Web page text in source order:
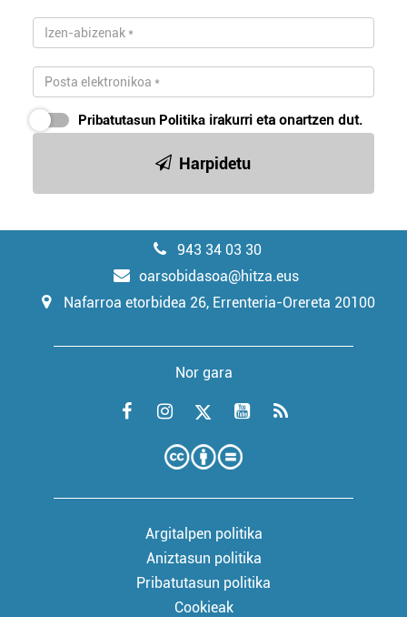
Pribatutasun Politika irakurri eta onartzen dut.
Harpidetu
943 34 03 30
oarsobidasoa@hitza.eus
Nafarroa etorbidea 26, Errenteria-Orereta 20100
Nor gara
Argitalpen politika
Aniztasun politika
Pribatutasun politika
Cookieak